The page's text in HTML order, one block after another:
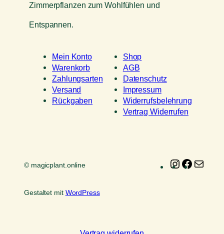
Zimmerpflanzen zum Wohlfühlen und
Entspannen.
Mein Konto
Warenkorb
Zahlungsarten
Versand
Rückgaben
Shop
AGB
Datenschutz
Impressum
Widerrufsbelehrung
Vertrag Widerrufen
© magicplant.online Instagram
Gestaltet mit WordPress